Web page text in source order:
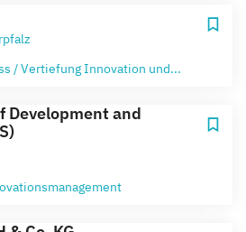
/ Vertiefung Innovation und...
Development and